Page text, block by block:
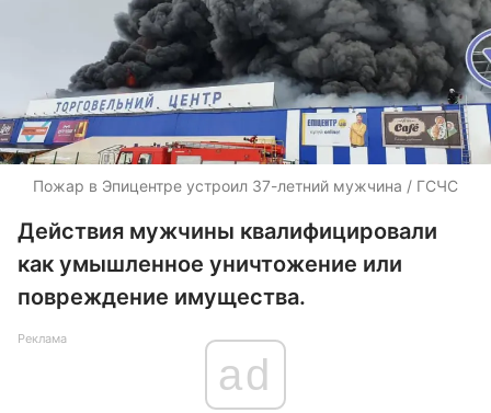
Пожар в Эпицентре устроил 37-летний мужчина / ГСЧС
Действия мужчины квалифицировали
как умышленное уничтожение или
повреждение имущества.
Реклама
ad